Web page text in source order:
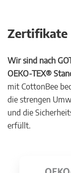
Zertifikate
Wir sind nach
OEKO-TEX®
mit CottonBee
die strengen
und die
erfüllt.